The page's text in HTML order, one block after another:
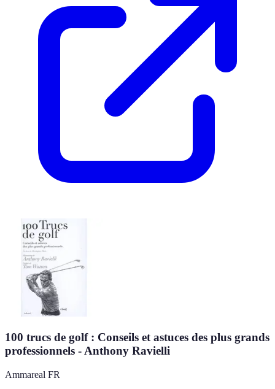
100 trucs de golf : Conseils et astuces des plus grands
professionnels - Anthony Ravielli
Ammareal FR